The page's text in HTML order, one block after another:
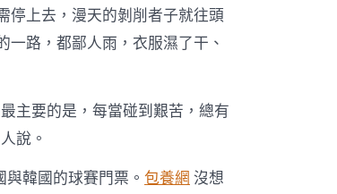
停上去，漫天的剝削者子就往頭
路，都鄙人雨，衣服濕了干、
主要的是，每當碰到艱苦，總有
說。
韓國的球賽門票。 包養網 沒想